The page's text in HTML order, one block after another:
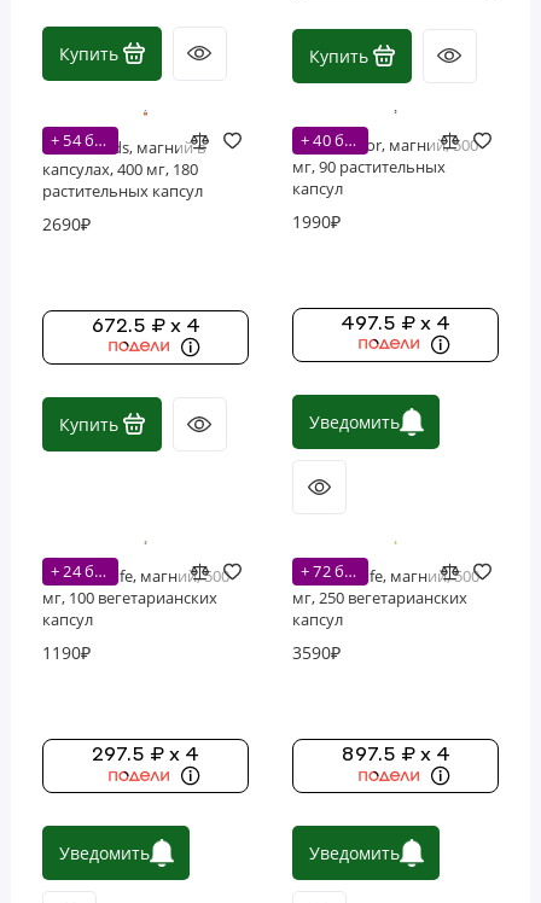
Купить Купить
+ 54 бонусов
NOW Foods, магний в
капсулах, 400 мг, 180
растительных капсул
2690₽
672.5 ₽ x 4
Купить
+ 40 бонусов
Force Factor, магний, 500
мг, 90 растительных
капсул
1990₽
497.5 ₽ x 4
Уведомить
+ 24 бонусов
Nature's Life, магний, 500
мг, 100 вегетарианских
капсул
1190₽
297.5 ₽ x 4
Уведомить
+ 72 бонусов
Nature's Life, магний, 500
мг, 250 вегетарианских
капсул
3590₽
897.5 ₽ x 4
Уведомить